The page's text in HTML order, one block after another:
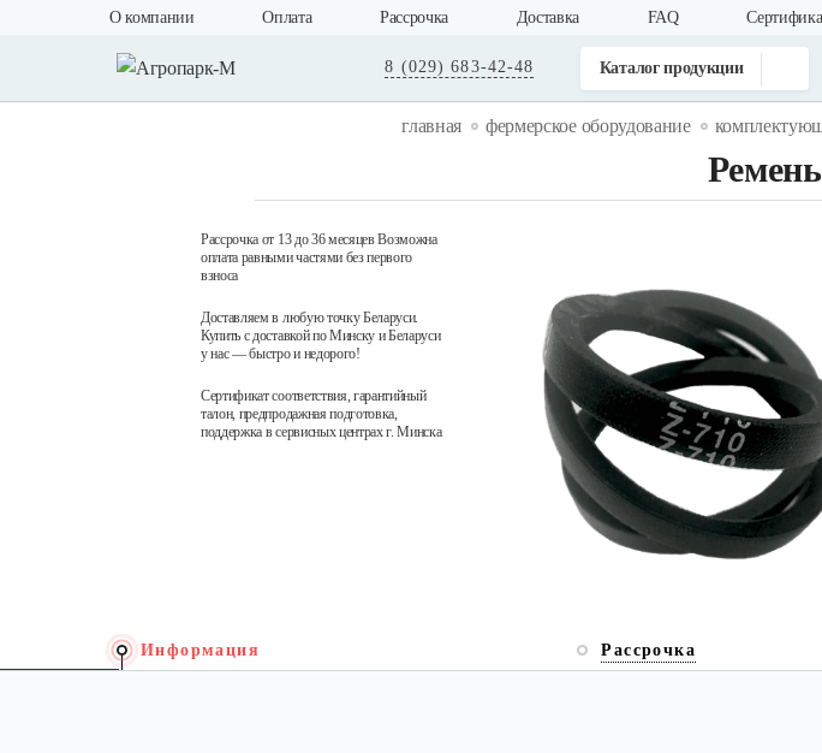
О компании Оплата Рассрочка Доставка FAQ
8 (029) 683-42-48 Каталог продукции
главная фермерское оборудование
Рассрочка от 13 до 36 месяцев Возможна
оплата равными частями без первого
взноса
Доставляем в любую точку Беларуси.
Купить с доставкой по Минску и Беларуси
у нас — быстро и недорого!
Сертификат соответствия, гарантийный
талон, предпродажная подготовка,
поддержка в сервисных центрах г. Минска
Информация Рассрочка